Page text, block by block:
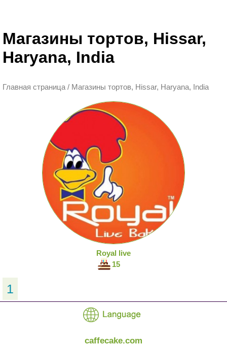
Магазины тортов, Hissar,
Haryana, India
Главная страница / Магазины тортов, Hissar, Haryana, India
Royal live
15
1
caffecake.com